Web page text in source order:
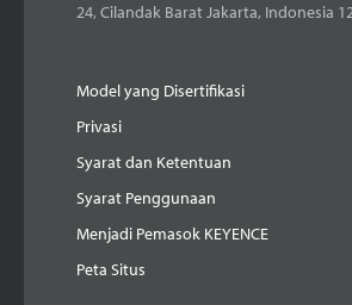
24, Cilandak Barat Jakarta, Indonesia
Model yang Disertifikasi
Privasi
Syarat dan Ketentuan
Syarat Penggunaan
Menjadi Pemasok KEYENCE
Peta Situs